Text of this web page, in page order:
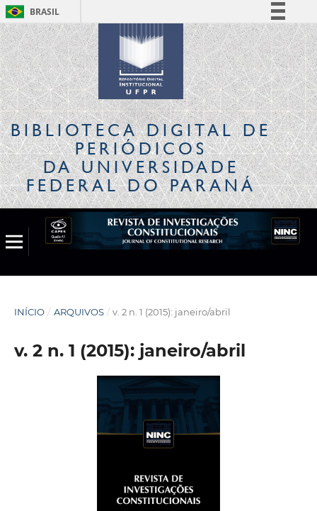
BRASIL
Simplifique!
Comunica BR
Participe
Acesso à informação
Legislação
Canais
BIBLIOTECA DIGITALDE
PERIÓDICOS
DA UNIVERSIDADE
FEDERAL DO PARANÁ
INÍCIO / ARQUIVOS / v. 2 n. 1 (2015): janeiro/abril
v. 2 n. 1 (2015): janeiro/abril